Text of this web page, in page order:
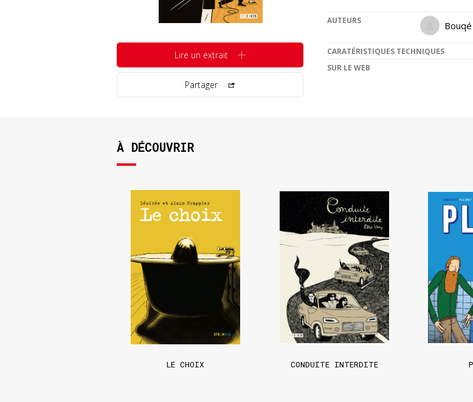
Lire un extrait
Partager
AUTEURS Bouqé
CARATÉRISTIQUES TECHNIQUES
SUR LE WEB
À DÉCOUVRIR
LE CHOIX CONDUITE INTERDITE